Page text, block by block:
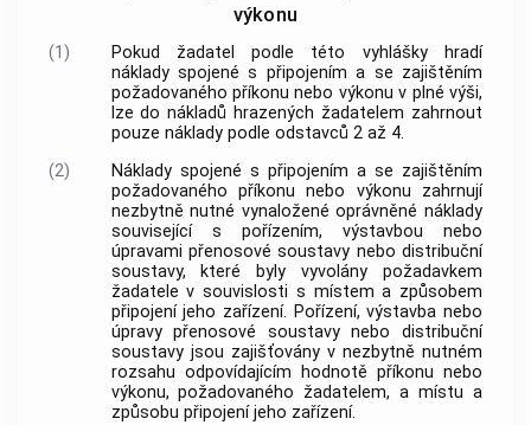
výkonu
(1)
Pokud žadatel podle této vyhlášky hradí
náklady spojené s připojením a se zajištěním
požadovaného příkonu nebo výkonu v plné výši,
lze do nákladů hrazených žadatelem zahrnout
pouze náklady podle odstavců 2 až 4.
(2)
Náklady spojené s připojením a se zajištěním
požadovaného příkonu nebo výkonu zahrnují
nezbytně nutné vynaložené oprávněné náklady
související s pořízením, výstavbou nebo
úpravami přenosové soustavy nebo distribuční
soustavy, které byly vyvolány požadavkem
žadatele v souvislosti s místem a způsobem
připojení jeho zařízení. Pořízení, výstavba nebo
úpravy přenosové soustavy nebo distribuční
soustavy jsou zajišťovány v nezbytně nutném
rozsahu odpovídajícím hodnotě příkonu nebo
výkonu, požadovaného žadatelem, a místu a
způsobu připojení jeho zařízení.